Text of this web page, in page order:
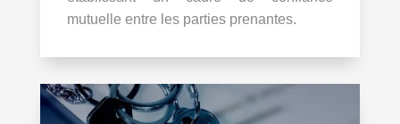
mutuelle entre les parties prenantes.